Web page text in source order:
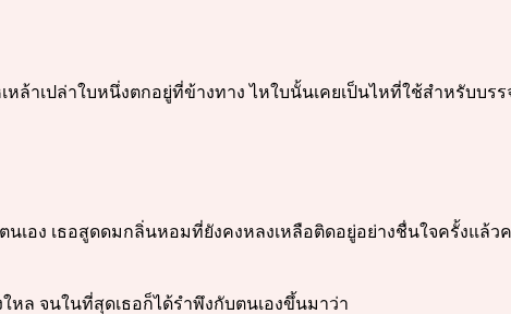
าเปล่าใบหนึ่งตกอยู่ที่ข้างทาง ไหใบนั้นเคยเป็นไหที่ใช้สำหรับบ
อง เธอสูดดมกลิ่นหอมที่ยังคงหลงเหลือติดอยู่อย่างชื่นใจครั้งแล้
หล จนในที่สุดเธอก็ได้รำพึงกับตนเองขึ้นมาว่า